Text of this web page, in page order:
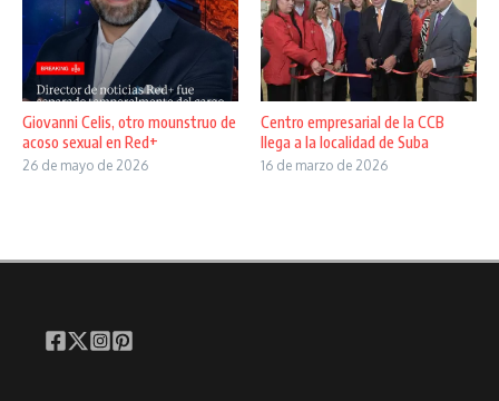
Giovanni Celis, otro mounstruo de
acoso sexual en Red+
26 de mayo de 2026
Centro empresarial de la CCB
llega a la localidad de Suba
16 de marzo de 2026